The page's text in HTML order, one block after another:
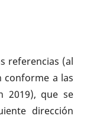
referencias (al
conforme a las
2019), que se
dirección